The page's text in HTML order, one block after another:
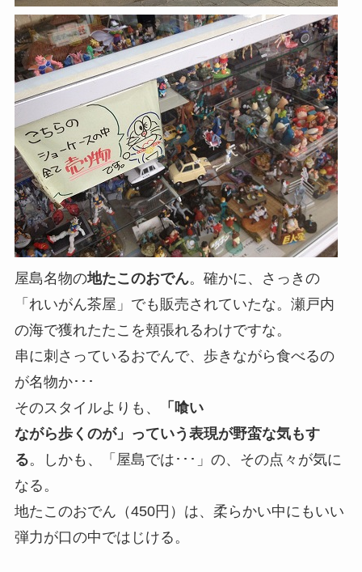
屋島名物の地たこのおでん。確かに、さっきの
「れいがん茶屋」でも販売されていたな。瀬戸内
の海で獲れたたこを頬張れるわけですな。
串に刺さっているおでんで、歩きながら食べるの
が名物か･･･
そのスタイルよりも、
「喰い
ながら歩くのが」っていう表現が野蛮な気もす
る。しかも、「屋島では･･･」の、その点々が気に
なる。
地たこのおでん（450円）は、柔らかい中にもいい
弾力が口の中ではじける。